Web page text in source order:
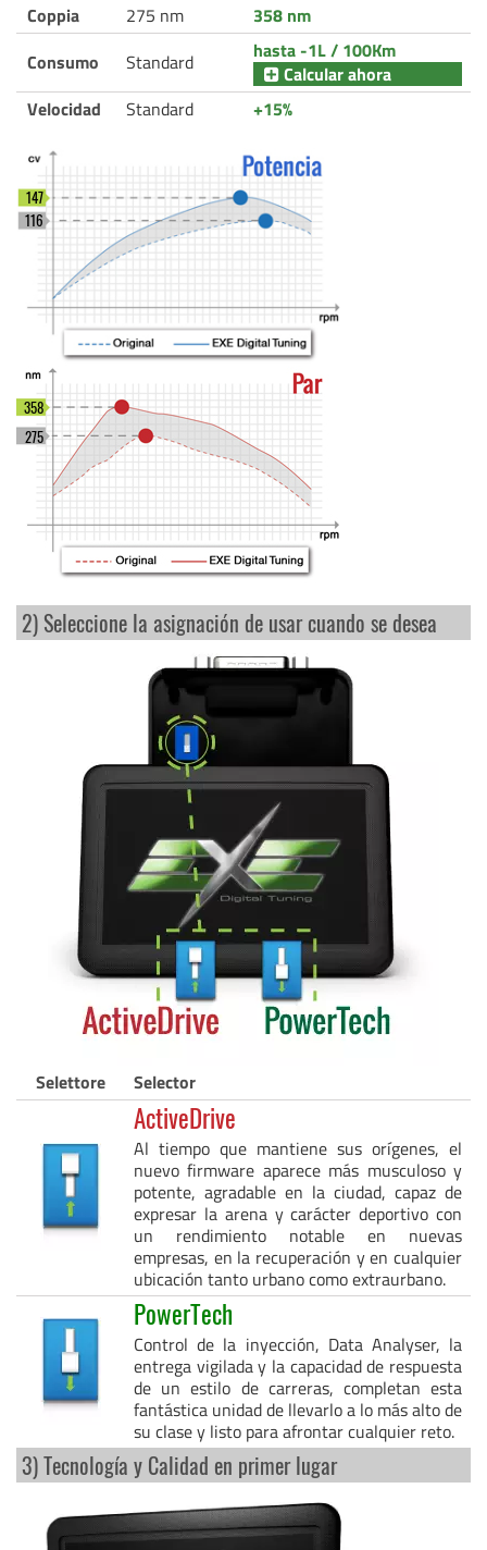
Coppia
275 nm
358 nm
Consumo
Standard
hasta -1L / 100Km
Calcular ahora
Velocidad
Standard +15%
116
147
275
358
2) Seleccione la asignación de usar cuando se desea
Selettore Selector
ActiveDrive
Al tiempo que mantiene sus orígenes, el
nuevo firmware aparece más musculoso y
potente, agradable en la ciudad, capaz de
expresar la arena y carácter deportivo con
un rendimiento notable en nuevas
empresas, en la recuperación y en cualquier
ubicación tanto urbano como extraurbano.
PowerTech
Control de la inyección, Data Analyser, la
entrega vigilada y la capacidad de respuesta
de un estilo de carreras, completan esta
fantástica unidad de llevarlo a lo más alto de
su clase y listo para afrontar cualquier reto.
3) Tecnología y Calidad en primer lugar